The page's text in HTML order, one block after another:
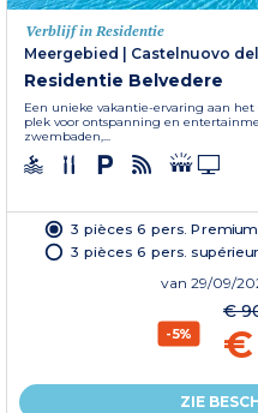
Verblijf in Residentie
Meergebied | Castelnuovo
Residentie Belvedere
Een unieke vakantie-ervaring aan het
plek voor ontspanning en
zwembaden,...
3 pièces 6 pers.
3 pièces 6 pers.
van 29/09/
-5%
€
€
ZIE